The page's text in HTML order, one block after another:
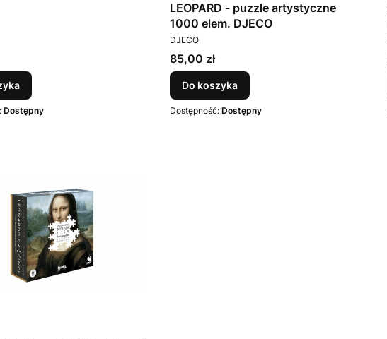
Dostępny
LEOPARD - puzzle artystyczne
1000 elem. DJECO
PRODUCENT
DJECO
Cena
85,00 zł
Do koszyka
Dostępność: Dostępny